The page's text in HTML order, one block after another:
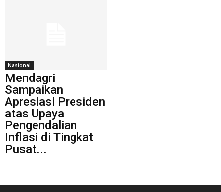
Nasional
Mendagri
Sampaikan
Apresiasi Presiden
atas Upaya
Pengendalian
Inflasi di Tingkat
Pusat...